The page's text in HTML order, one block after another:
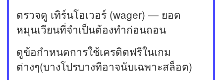
ตรวจดู เทิร์นโอเวอร์ (wager) — ยอด
หมุนเวียนที่จำเป็นต้องทำก่อนถอน
ดูข้อกำหนดการใช้เครดิตฟรีในเกม
ต่างๆ(บางโปรบางทีอาจนับเฉพาะสล็อต)